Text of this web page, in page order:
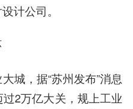
计公司。
城，据“苏州发布”消息
2万亿大关，规上工业